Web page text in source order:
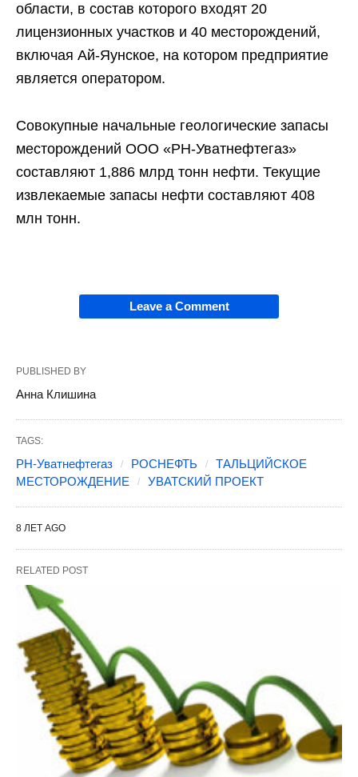
области, в состав которого входят 20
лицензионных участков и 40 месторождений,
включая Ай-Яунское, на котором предприятие
является оператором.
Совокупные начальные геологические запасы
месторождений ООО «РН-Уватнефтегаз»
составляют 1,886 млрд тонн нефти. Текущие
извлекаемые запасы нефти составляют 408
млн тонн.
Leave a Comment
PUBLISHED BY
Анна Клишина
TAGS:
РН-Уватнефтегаз РОСНЕФТЬ
ТАЛЬЦИЙСКОЕ
МЕСТОРОЖДЕНИЕ
УВАТСКИЙ ПРОЕКТ
8 ЛЕТ AGO
RELATED POST